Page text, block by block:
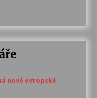
nové evropské